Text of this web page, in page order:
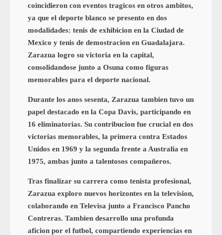
coincidieron con eventos tragicos en otros ambitos,
ya que el deporte blanco se presento en dos
modalidades: tenis de exhibicion en la Ciudad de
Mexico y tenis de demostracion en Guadalajara.
Zarazua logro su victoria en la capital,
consolidandose junto a Osuna como figuras
memorables para el deporte nacional.
Durante los anos sesenta, Zarazua tambien tuvo un
papel destacado en la Copa Davis, participando en
16 eliminatorias. Su contribucion fue crucial en dos
victorias memorables, la primera contra Estados
Unidos en 1969 y la segunda frente a Australia en
1975, ambas junto a talentosos compañeros.
Tras finalizar su carrera como tenista profesional,
Zarazua exploro nuevos horizontes en la television,
colaborando en Televisa junto a Francisco Pancho
Contreras. Tambien desarrollo una profunda
aficion por el futbol, compartiendo experiencias en